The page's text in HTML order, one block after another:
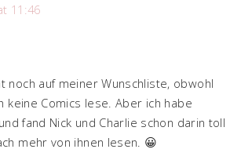
11:46
noch auf meiner Wunschliste, obwohl
keine Comics lese. Aber ich habe
fand Nick und Charlie schon darin toll
mehr von ihnen lesen. 😀